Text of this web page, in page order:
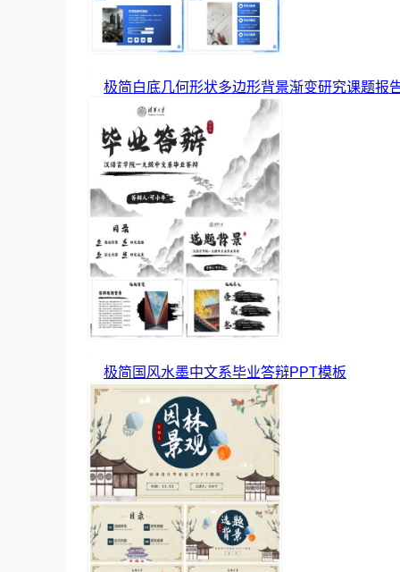
极简白底几何形状多边形背景渐变研究课题报
极简国风水墨中文系毕业答辩PPT模板